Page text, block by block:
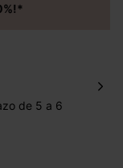
de 5 a 6
plazo de 5